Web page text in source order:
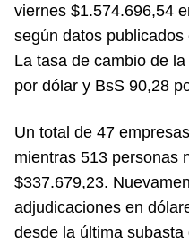
viernes $1.574.696,54
según datos
La tasa de cambio de
por dólar y BsS 90,28
Un total de 47
mientras 513 personas
$337.679,23.
adjudicaciones en
desde la última subasta